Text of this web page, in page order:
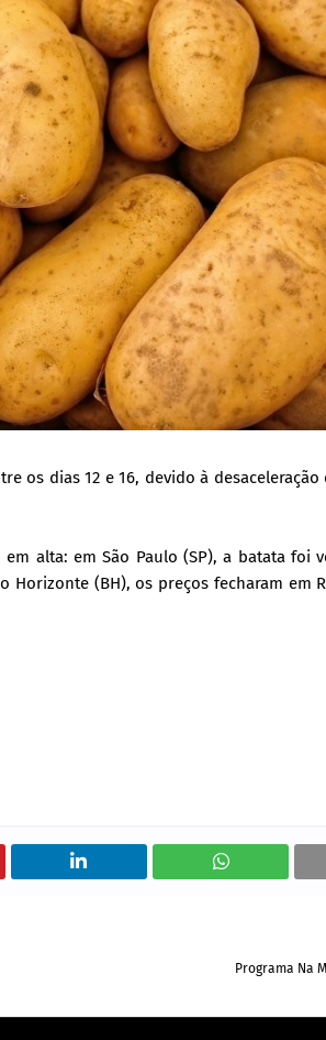
os dias 12 e 16, devido à
alta: em São Paulo (SP), a batata foi
(BH), os preços fecharam em
Programa Na